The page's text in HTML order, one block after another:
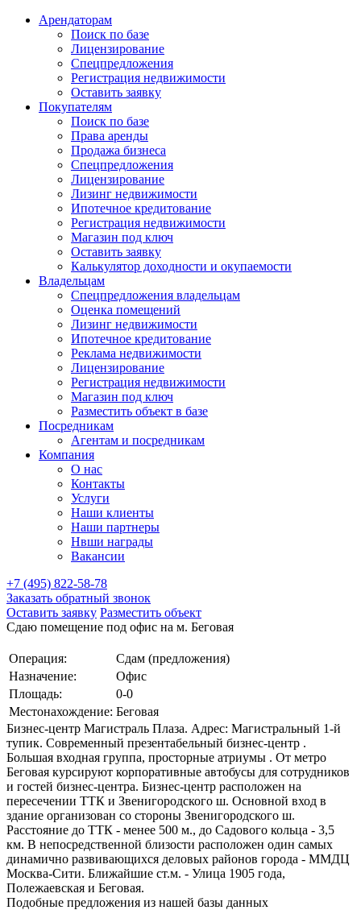
Арендаторам
Поиск по базе
Лицензирование
Спецпредложения
Регистрация недвижимости
Оставить заявку
Покупателям
Поиск по базе
Права аренды
Продажа бизнеса
Спецпредложения
Лицензирование
Лизинг недвижимости
Ипотечное кредитование
Регистрация недвижимости
Магазин под ключ
Оставить заявку
Калькулятор доходности и окупаемости
Владельцам
Спецпредложения владельцам
Оценка помещений
Лизинг недвижимости
Ипотечное кредитование
Реклама недвижимости
Лицензирование
Регистрация недвижимости
Магазин под ключ
Разместить объект в базе
Посредникам
Агентам и посредникам
Компания
О нас
Контакты
Услуги
Наши клиенты
Наши партнеры
Нвши награды
Вакансии
+7 (495) 822-58-78
Заказать обратный звонок
Оставить заявку Разместить объект
Сдаю помещение под офис на м. Беговая
Операция:
Сдам (предложения)
Назначение:
Офис
Площадь:
0-0
Местонахождение: Беговая
Бизнес-центр Магистраль Плаза. Адрес: Магистральный 1-й
тупик. Современный презентабельный бизнес-центр .
Большая входная группа, просторные атриумы . От метро
Беговая курсируют корпоративные автобусы для сотрудников
и гостей бизнес-центра. Бизнес-центр расположен на
пересечении ТТК и Звенигородского ш. Основной вход в
здание организован со стороны Звенигородского ш.
Расстояние до ТТК - менее 500 м., до Садового кольца - 3,5
км. В непосредственной близости расположен один самых
динамично развивающихся деловых районов города - ММДЦ
Москва-Сити. Ближайшие ст.м. - Улица 1905 года,
Полежаевская и Беговая.
Подобные предложения из нашей базы данных